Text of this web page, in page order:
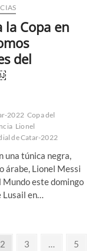
la Copa en
del
2022 Copa del
Lionel
de Catar-2022
una túnica negra,
árabe, Lionel Messi
Mundo este domingo
Lusail en…
Página
2 Página
3 … Página
5